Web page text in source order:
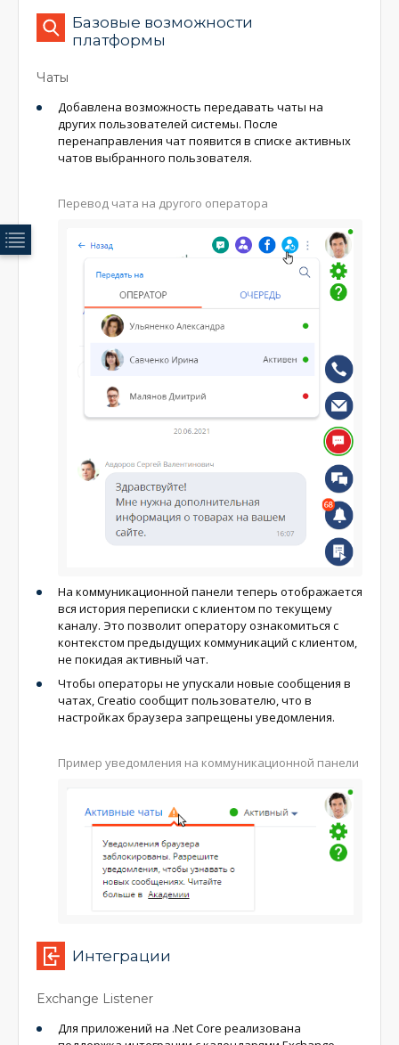
Базовые возможности
платформы
Чаты
Добавлена возможность передавать чаты на
других пользователей системы. После
перенаправления чат появится в списке активных
чатов выбранного пользователя.
Перевод чата на другого оператора
На коммуникационной панели теперь отображается
вся история переписки с клиентом по текущему
каналу. Это позволит оператору ознакомиться с
контекстом предыдущих коммуникаций с клиентом,
не покидая активный чат.
Чтобы операторы не упускали новые сообщения в
чатах, Creatio сообщит пользователю, что в
настройках браузера запрещены уведомления.
Пример уведомления на коммуникационной панели
Интеграции
Exchange Listener
Для приложений на .Net Core реализована